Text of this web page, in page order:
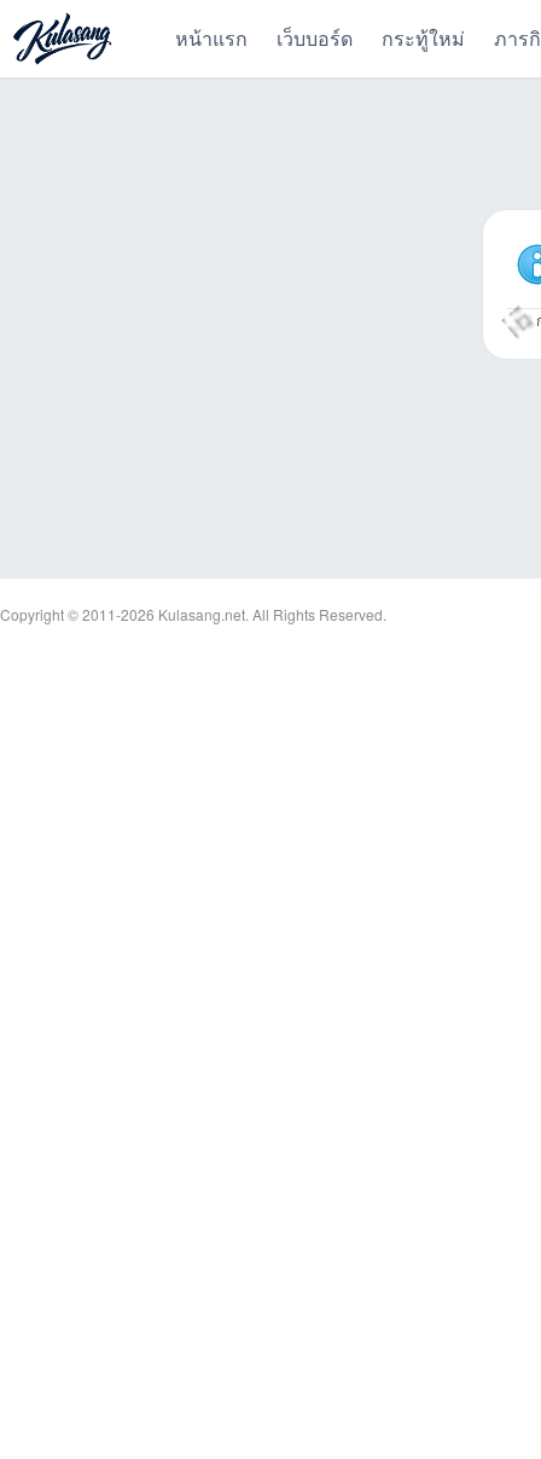
หน้าแรก เว็บบอร์ด กระทู้ใหม่ ภาร
Copyright © 2011-2026 Kulasang.net. All Rights Reserved.